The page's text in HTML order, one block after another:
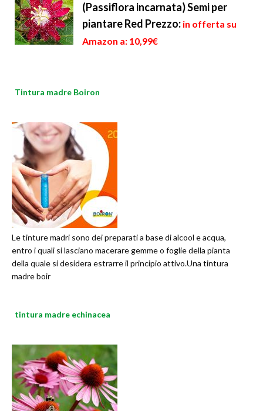
(Passiflora incarnata) Semi per
piantare Red Prezzo: in offerta su
Amazon a: 10,99€
Tintura madre Boiron
Le tinture madri sono dei preparati a base di alcool e acqua,
entro i quali si lasciano macerare gemme o foglie della pianta
della quale si desidera estrarre il principio attivo.Una tintura
madre boir
tintura madre echinacea